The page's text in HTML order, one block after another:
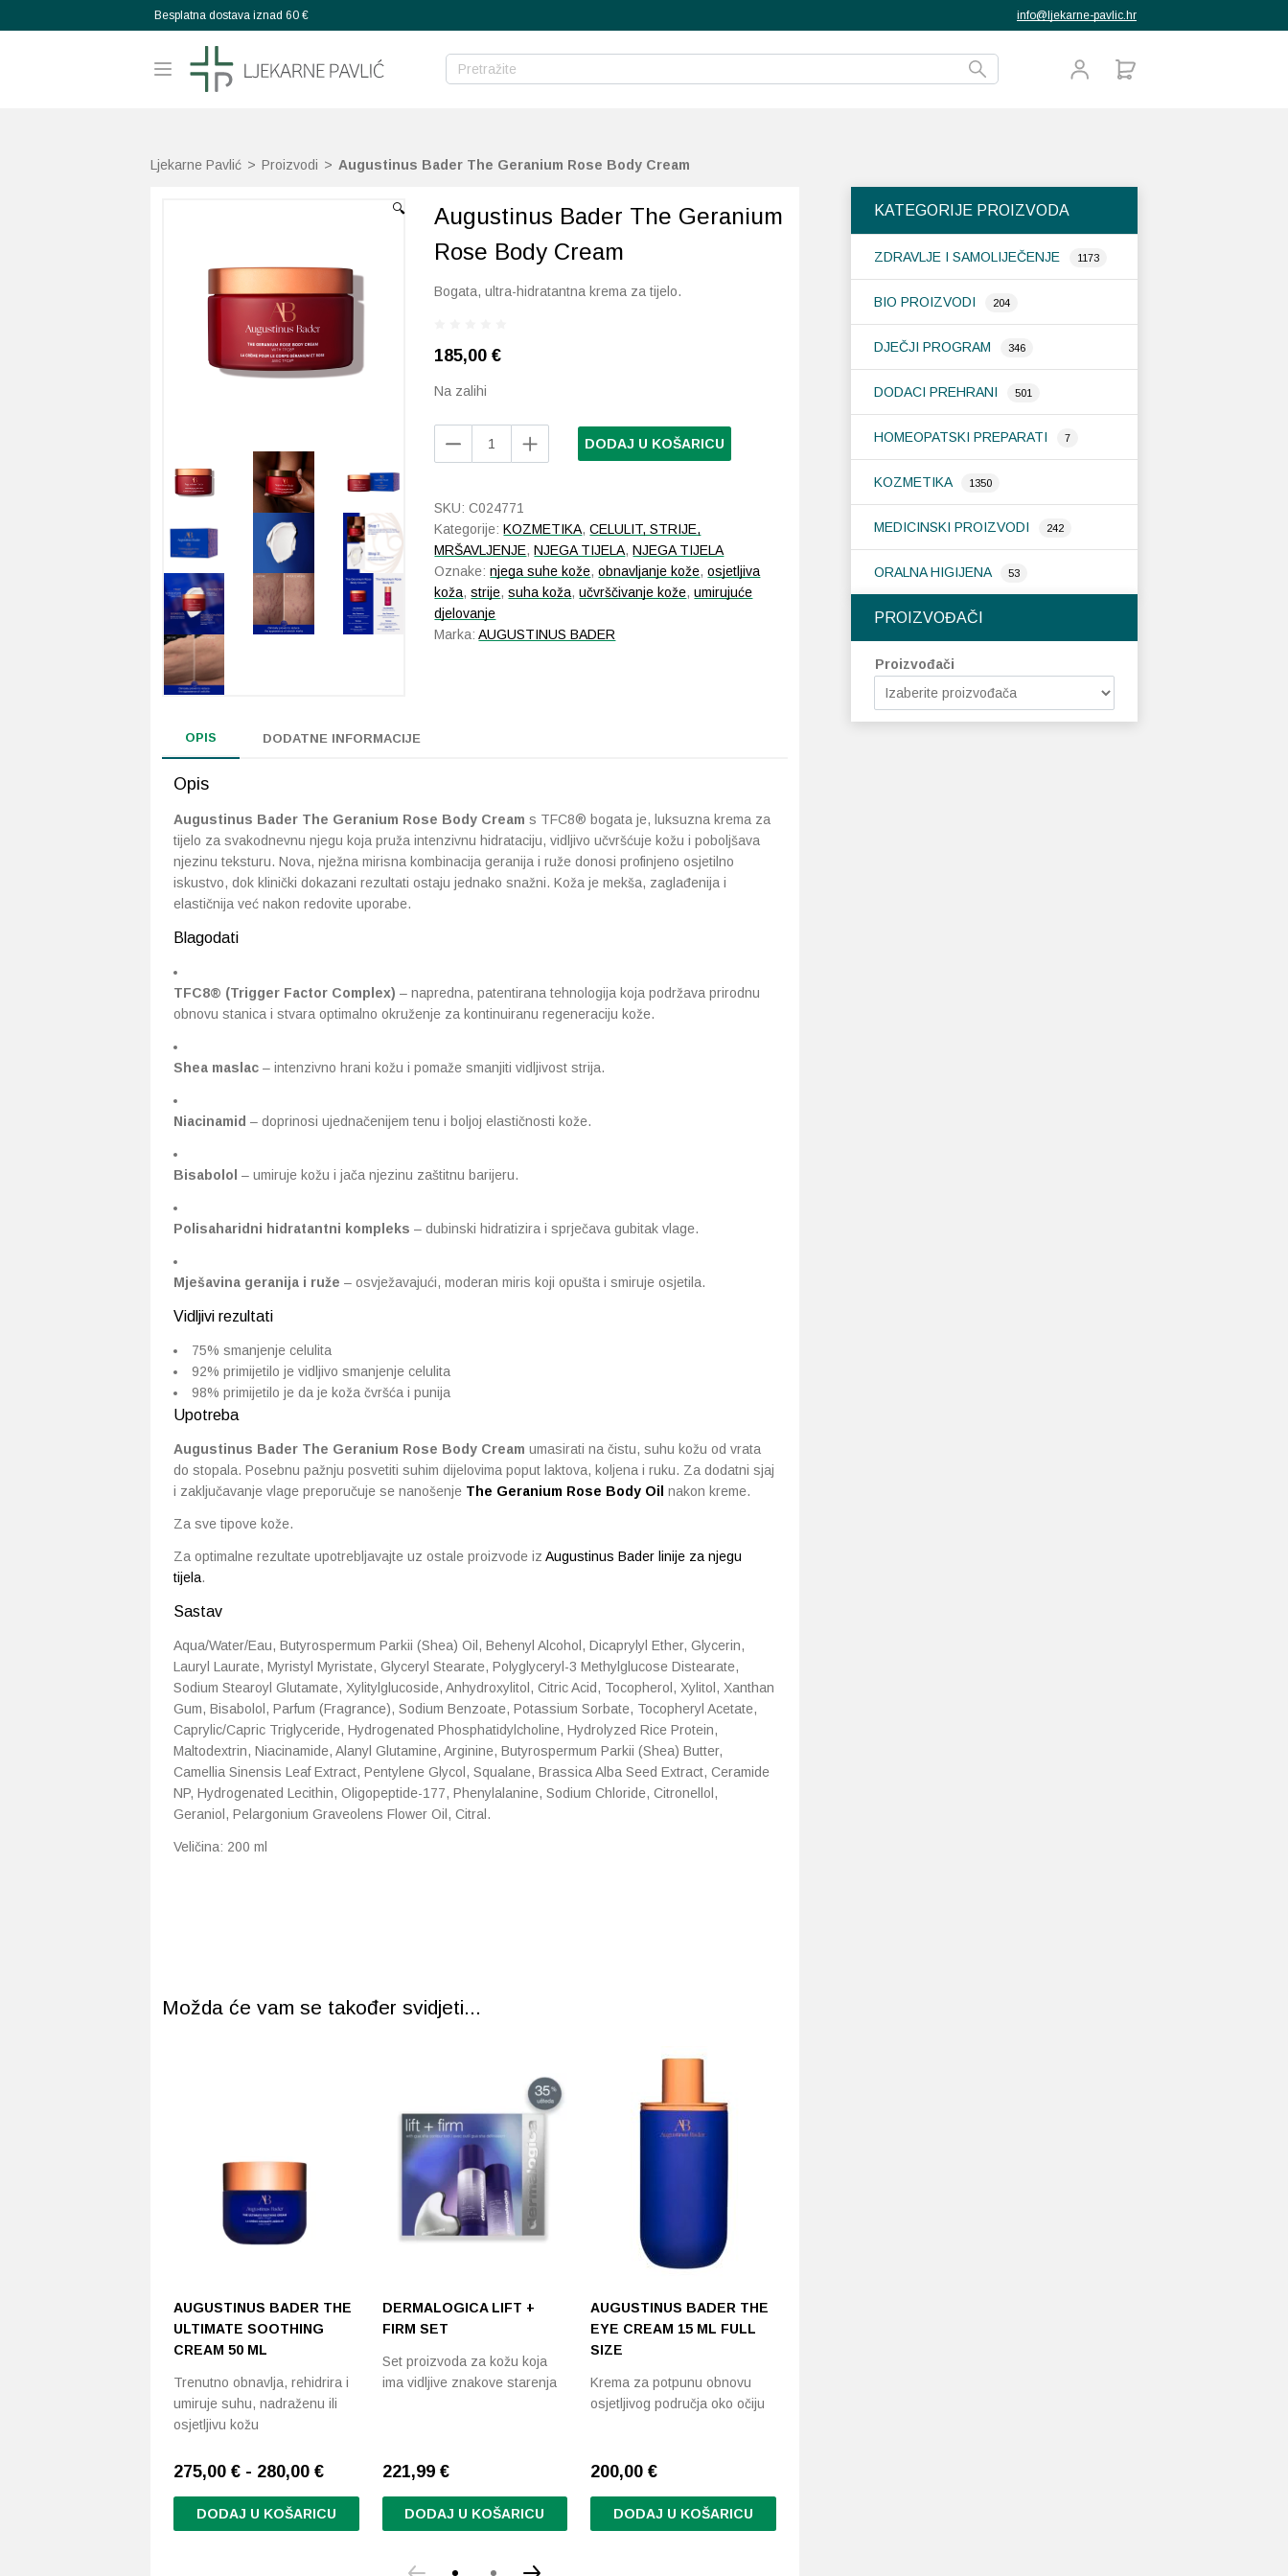
Besplatna dostava iznad 60 € info@ljekarne-pavlic.hr
Ljekarne Pavlić > Proizvodi > Augustinus Bader The Geranium Rose Body Cream
KATEGORIJE PROIZVODA
ZDRAVLJE I SAMOLIJEČENJE 1173
BIO PROIZVODI 204
DJEČJI PROGRAM 346
DODACI PREHRANI 501
HOMEOPATSKI PREPARATI 7
KOZMETIKA 1350
MEDICINSKI PROIZVODI 242
ORALNA HIGIJENA 53
PROIZVOĐAČI
Proizvođači
🔍
Augustinus Bader The Geranium
Rose Body Cream
Bogata, ultra-hidratantna krema za tijelo.
185,00€
Na zalihi
Body
Cream
DODAJ U KOŠARICU
SKU:C024771
Kategorije:KOZMETIKA,CELULIT, STRIJE,
MRŠAVLJENJE,NJEGA TIJELA,NJEGA TIJELA
Oznake:njega suhe kože,obnavljanje kože,osjetljiva
koža,strije,suha koža,učvrščivanje kože,umirujuće
djelovanje
Marka:AUGUSTINUS BADER
OPIS DODATNE INFORMACIJE
Opis
Augustinus Bader The Geranium Rose Body Cream s TFC8® bogata je, luksuzna krema za
tijelo za svakodnevnu njegu koja pruža intenzivnu hidrataciju, vidljivo učvršćuje kožu i poboljšava
njezinu teksturu. Nova, nježna mirisna kombinacija geranija i ruže donosi profinjeno osjetilno
iskustvo, dok klinički dokazani rezultati ostaju jednako snažni. Koža je mekša, zaglađenija i
elastičnija već nakon redovite uporabe.
Blagodati
TFC8® (Trigger Factor Complex) – napredna, patentirana tehnologija koja podržava prirodnu
obnovu stanica i stvara optimalno okruženje za kontinuiranu regeneraciju kože.
Shea maslac – intenzivno hrani kožu i pomaže smanjiti vidljivost strija.
Niacinamid – doprinosi ujednačenijem tenu i boljoj elastičnosti kože.
Bisabolol – umiruje kožu i jača njezinu zaštitnu barijeru.
Polisaharidni hidratantni kompleks – dubinski hidratizira i sprječava gubitak vlage.
Mješavina geranija i ruže – osvježavajući, moderan miris koji opušta i smiruje osjetila.
Vidljivi rezultati
75% smanjenje celulita
92% primijetilo je vidljivo smanjenje celulita
98% primijetilo je da je koža čvršća i punija
Upotreba
Augustinus Bader The Geranium Rose Body Cream umasirati na čistu, suhu kožu od vrata
do stopala. Posebnu pažnju posvetiti suhim dijelovima poput laktova, koljena i ruku. Za dodatni sjaj
i zaključavanje vlage preporučuje se nanošenje The Geranium Rose Body Oil nakon kreme.
Za sve tipove kože.
Za optimalne rezultate upotrebljavajte uz ostale proizvode iz Augustinus Bader linije za njegu
tijela.
Sastav
Aqua/Water/Eau, Butyrospermum Parkii (Shea) Oil, Behenyl Alcohol, Dicaprylyl Ether, Glycerin,
Lauryl Laurate, Myristyl Myristate, Glyceryl Stearate, Polyglyceryl-3 Methylglucose Distearate,
Sodium Stearoyl Glutamate, Xylitylglucoside, Anhydroxylitol, Citric Acid, Tocopherol, Xylitol, Xanthan
Gum, Bisabolol, Parfum (Fragrance), Sodium Benzoate, Potassium Sorbate, Tocopheryl Acetate,
Caprylic/Capric Triglyceride, Hydrogenated Phosphatidylcholine, Hydrolyzed Rice Protein,
Maltodextrin, Niacinamide, Alanyl Glutamine, Arginine, Butyrospermum Parkii (Shea) Butter,
Camellia Sinensis Leaf Extract, Pentylene Glycol, Squalane, Brassica Alba Seed Extract, Ceramide
NP, Hydrogenated Lecithin, Oligopeptide-177, Phenylalanine, Sodium Chloride, Citronellol,
Geraniol, Pelargonium Graveolens Flower Oil, Citral.
Veličina: 200 ml
Možda će vam se također svidjeti...
AUGUSTINUS BADER THE
ULTIMATE SOOTHING
CREAM 50 ML
Trenutno obnavlja, rehidrira i
umiruje suhu, nadraženu ili
osjetljivu kožu
275,00 € - 280,00 €
DODAJ U KOŠARICU
DERMALOGICA LIFT +
FIRM SET
Set proizvoda za kožu koja
ima vidljive znakove starenja
221,99 €
DODAJ U KOŠARICU
AUGUSTINUS BADER THE
EYE CREAM 15 ML FULL
SIZE
Krema za potpunu obnovu
osjetljivog područja oko očiju
200,00€
DODAJ U KOŠARICU